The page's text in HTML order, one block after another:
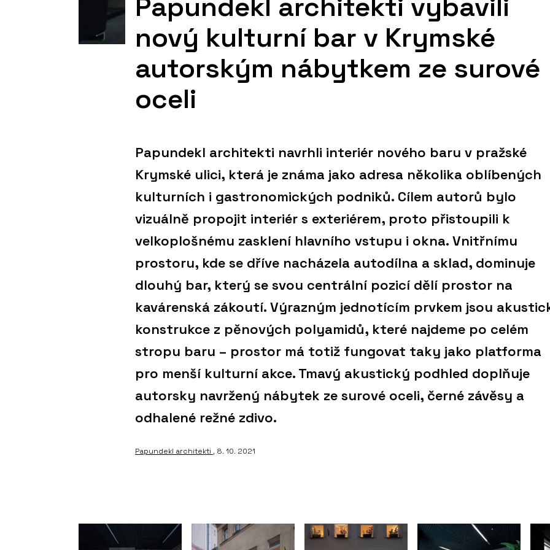
Papundekl architekti vybavili
nový kulturní bar v Krymské
autorským nábytkem ze surové
oceli
Papundekl architekti navrhli interiér nového baru v pražské
Krymské ulici, která je známa jako adresa několika oblíbených
kulturních i gastronomických podniků. Cílem autorů bylo
vizuálně propojit interiér s exteriérem, proto přistoupili k
velkoplošnému zasklení hlavního vstupu i okna. Vnitřnímu
prostoru, kde se dříve nacházela autodílna a sklad, dominuje
dlouhý bar, který se svou centrální pozicí dělí prostor na
kavárenská zákoutí. Výrazným jednotícím prvkem jsou
konstrukce z pěnových polyamidů, které najdeme po celém
stropu baru – prostor má totiž fungovat taky jako platforma
pro menší kulturní akce. Tmavý akustický podhled doplňuje
autorsky navržený nábytek ze surové oceli, černé závěsy a
odhalené režné zdivo.
Papundekl architekti , 8. 10. 2021